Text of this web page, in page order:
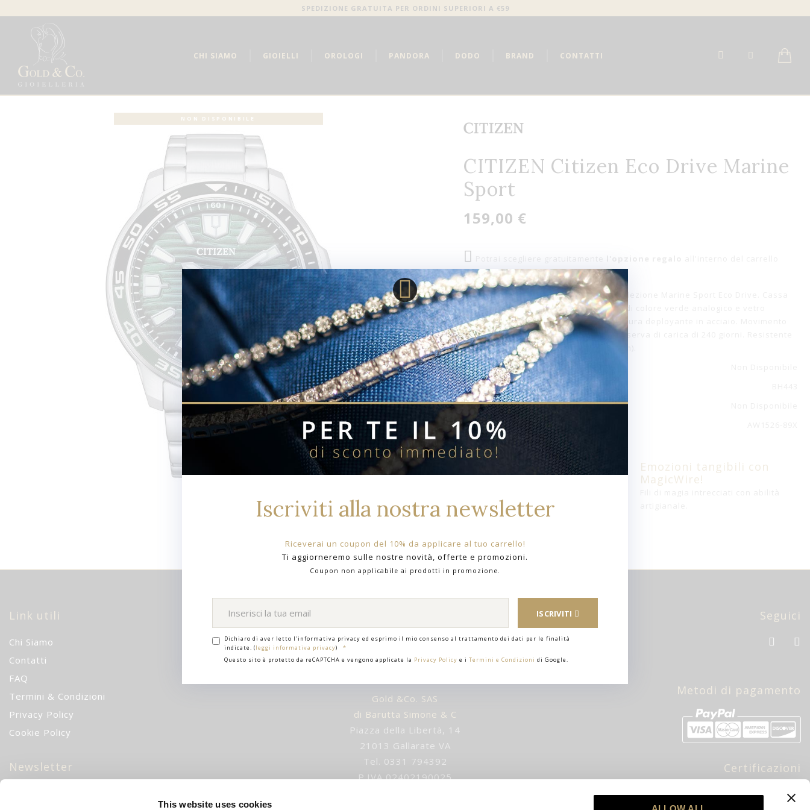
Newsletter
Iscriviti alla nostra newsletter
Riceverai un coupon del 10% da applicare al tuo carrello!
Ti aggiorneremo sulle nostre novità, offerte e promozioni.
Coupon non applicabile ai prodotti in promozione.
Dichiaro di aver letto l'informativa privacy ed esprimo il mio consenso al trattamento dei dati per le finalità
indicate. (leggi informativa privacy)
ISCRIVITI
Questo sito è protetto da reCAPTCHA e vengono applicate la Privacy Policy e i Termini e Condizioni di Google.
This website uses cookies
SPEDIZIONE GRATUITA PER ORDINI SUPERIORI A €59
CHI SIAMO GIOIELLI OROLOGI PANDORA DODO BRAND CONTATTI
CITIZEN Citizen Eco Drive Marine
Sport
159,00 €
Descrizione:
Orologio da polso Citizen per uomo collezione Marine Sport Eco Drive. Cassa
in acciaio diametro 45 mm. Quadrante di colore verde analogico e vetro
minerale. Bracciale in acciaio con chiusura deployante in acciaio. Movimento
Eco Drive a carica di luce infinita con riserva di carica di 240 giorni. Resistente
all'acqua (water resistant) 10 atm (100m).
Disponibilita':
SKU:
Stato:
Referenza:
Emozioni tangibili con
MagicWire!
NON DISPONIBILE
Link utili
Chi Siamo
Contatti
FAQ
Termini & Condizioni
Privacy Policy
Cookie Policy
Newsletter
Gold &Co. SAS
di Barutta Simone & C
Piazza della Libertà, 14
21013 Gallarate VA
Tel. 0331 794392
P.IVA 02402190025
CHIUSURA ESTIVA gli ordini verranno evasi dopo 1 settembre
Seguici
Metodi di pagamento
Certificazioni